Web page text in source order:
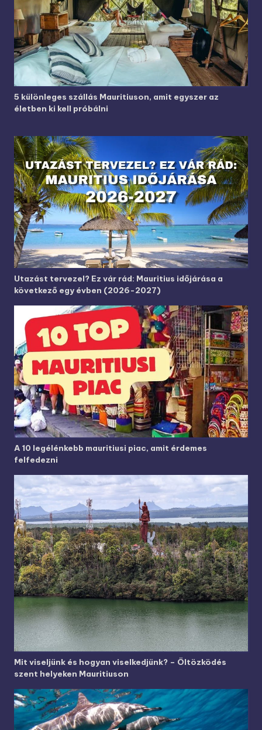
5 különleges szállás Mauritiuson, amit egyszer az
életben ki kell próbálni
Utazást tervezel? Ez vár rád: Mauritius időjárása a
következő egy évben (2026-2027)
A 10 legélénkebb mauritiusi piac, amit érdemes
felfedezni
Mit viseljünk és hogyan viselkedjünk? – Öltözködés
szent helyeken Mauritiuson